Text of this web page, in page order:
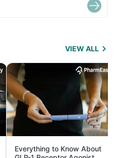
VIEW ALL
Everything to Know About